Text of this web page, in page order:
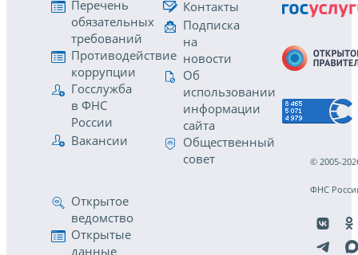
Перечень
обязательных
требований
Противодействие
коррупции
Госслужба
в ФНС
России
Вакансии
Контакты
Подписка
на
новости
Об
использовании
информации
сайта
Общественный
совет
Открытое
ведомство
Открытые
данные
© 2005-
ФНС